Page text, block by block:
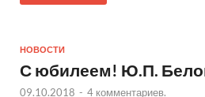
НОВОСТИ
С юбилеем! Ю.П.
09.10.2018 - 4 комментариев.